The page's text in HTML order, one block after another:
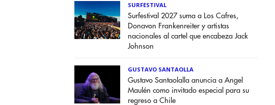
SURFESTIVAL
Surfestival 2027 suma a Los Cafres,
Donavon Frankenreiter y artistas
nacionales al cartel que encabeza Jack
Johnson
GUSTAVO SANTAOLLA
Gustavo Santaolalla anuncia a Angel
Maulén como invitado especial para su
regreso a Chile